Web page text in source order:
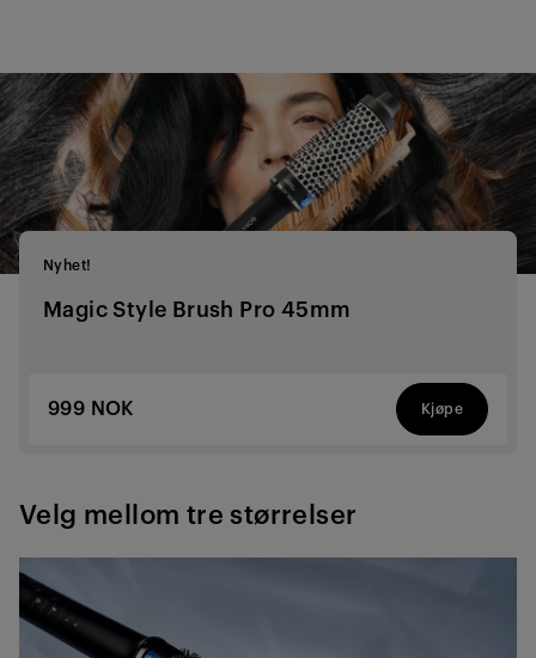
Nyhet!
Magic Style Brush Pro 45mm
999 NOK Kjøpe
Velg mellom tre størrelser